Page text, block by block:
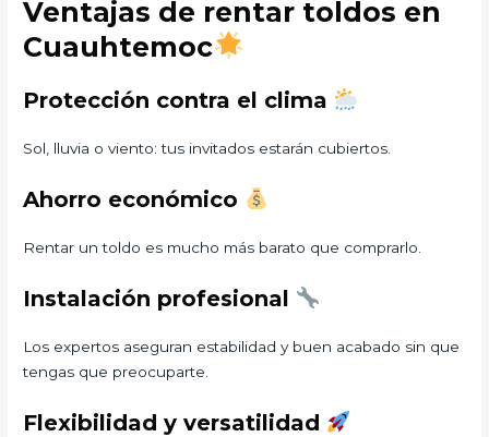
Ventajas de rentar toldos en
Cuauhtemoc
Protección contra el clima
Sol, lluvia o viento: tus invitados estarán cubiertos.
Ahorro económico
Rentar un toldo es mucho más barato que comprarlo.
Instalación profesional
Los expertos aseguran estabilidad y buen acabado sin que
tengas que preocuparte.
Flexibilidad y versatilidad